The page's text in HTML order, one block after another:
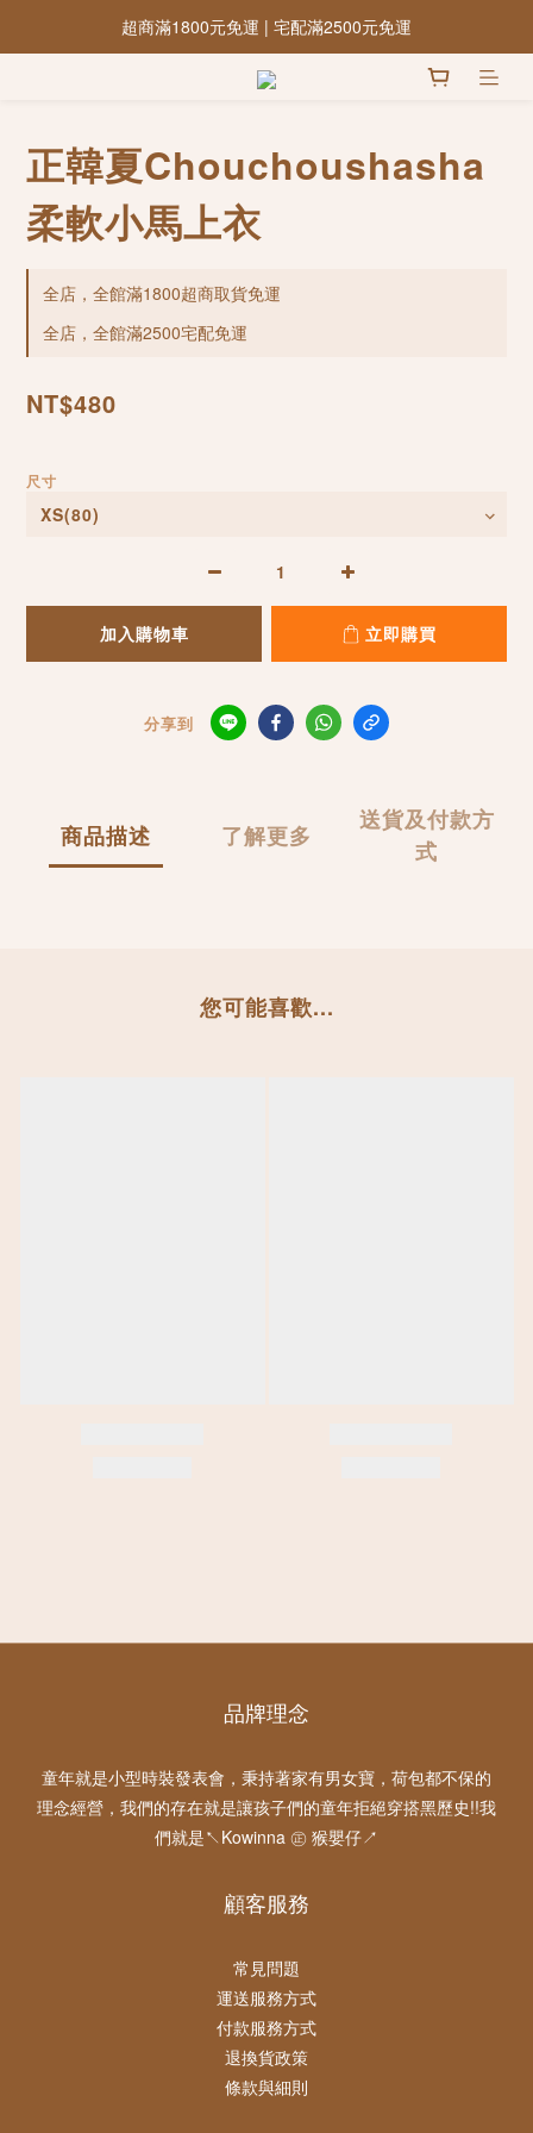
超商滿1800元免運 | 宅配滿2500元免運
正韓夏Chouchoushasha
柔軟小馬上衣
全店，全館滿1800超商取貨免運
全店，全館滿2500宅配免運
NT$480
尺寸
加入購物車 立即購買
分享到
商品描述 了解更多
送貨及付款方
式
您可能喜歡...
品牌理念
童年就是小型時裝發表會，秉持著家有男女寶，荷包都不保的
理念經營，我們的存在就是讓孩子們的童年拒絕穿搭黑歷史!!我
們就是↖Kowinna ㊣ 猴嬰仔↗
顧客服務
常見問題
運送服務方式
付款服務方式
退換貨政策
條款與細則